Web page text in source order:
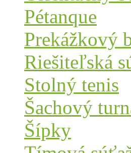
Pétanque
Prekážkový
Riešiteľská
Stolný tenis
Šachový
Šípky